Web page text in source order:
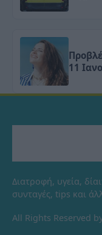
11
Διατροφή, υγεία,
συνταγές, tips και
All Rights Reserved